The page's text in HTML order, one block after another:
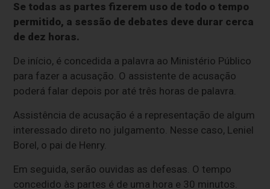
Se todas as partes fizerem uso de todo o tempo
permitido, a sessão de debates deve durar cerca
de dez horas.
De início, é concedida a palavra ao Ministério Público
para fazer a acusação. O assistente de acusação
poderá falar depois por até três horas de palavra.
Assistência de acusação é a representação de algum
interessado direto no julgamento. Nesse caso, Leniel
Borel, o pai de Henry.
Em seguida, serão ouvidas as defesas. O tempo
concedido às partes é de uma hora e 30 minutos.